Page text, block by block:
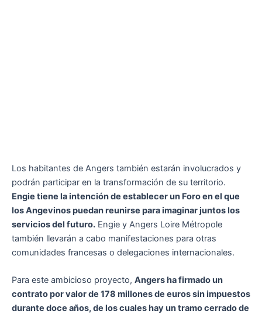
Los habitantes de Angers también estarán involucrados y
podrán participar en la transformación de su territorio.
Engie tiene la intención de establecer un Foro en el que
los Angevinos puedan reunirse para imaginar juntos los
servicios del futuro. Engie y Angers Loire Métropole
también llevarán a cabo manifestaciones para otras
comunidades francesas o delegaciones internacionales.
Para este ambicioso proyecto, Angers ha firmado un
contrato por valor de 178 millones de euros sin impuestos
durante doce años, de los cuales hay un tramo cerrado de